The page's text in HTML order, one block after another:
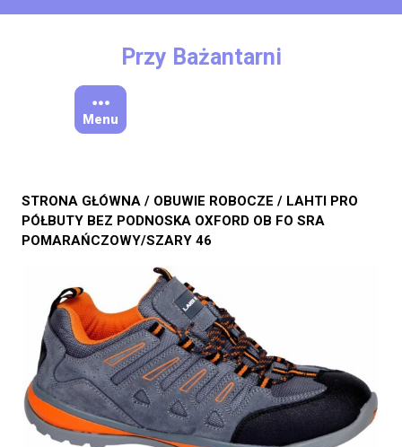
Przy Bażantarni
Menu
STRONA GŁÓWNA / OBUWIE ROBOCZE / LAHTI PRO
PÓŁBUTY BEZ PODNOSKA OXFORD OB FO SRA
POMARAŃCZOWY/SZARY 46